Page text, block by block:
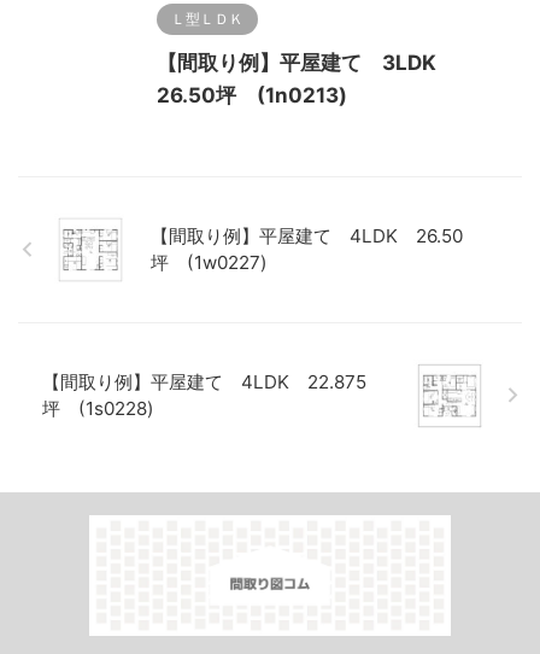
Ｌ型ＬＤＫ
【間取り例】平屋建て 3LDK
26.50坪 (1n0213)
【間取り例】平屋建て 4LDK 26.50
坪 (1w0227)
【間取り例】平屋建て 4LDK 22.875
坪 (1s0228)